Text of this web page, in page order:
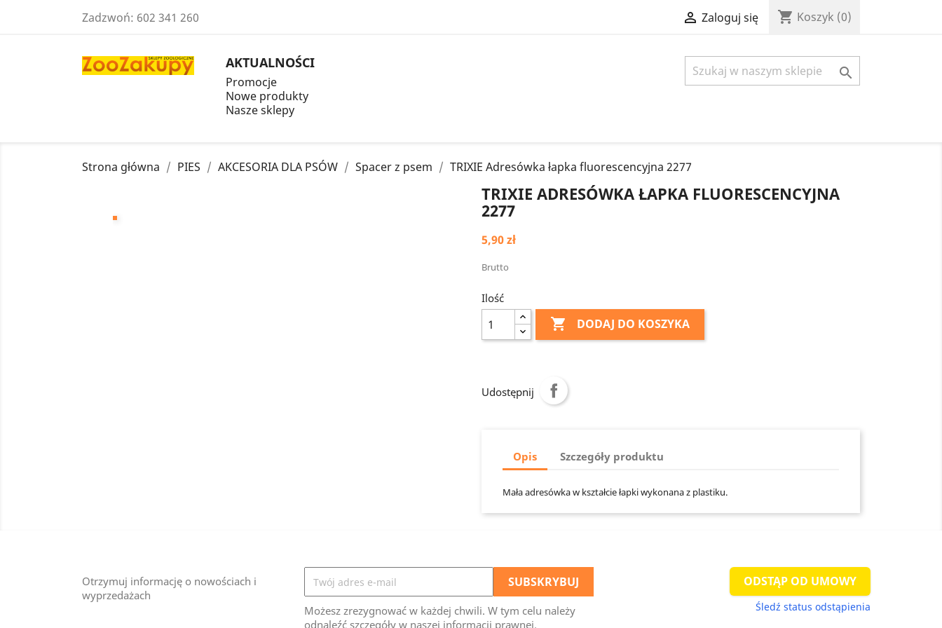
Zadzwoń: 602 341 260  Zaloguj się shopping_cart Koszyk (0)
AKTUALNOŚCI
Promocje
Nowe produkty
Nasze sklepy

Strona główna PIES AKCESORIA DLA PSÓW Spacer z psem TRIXIE Adresówka łapka fluorescencyjna 2277
TRIXIE ADRESÓWKA ŁAPKA FLUORESCENCYJNA
2277
5,90 zł
Brutto
Ilość
 DODAJ DO KOSZYKA
Udostępnij
Opis Szczegóły produktu
Mała adresówka w kształcie łapki wykonana z plastiku.
Otrzymuj informację o nowościach i
wyprzedażach
Możesz zrezygnować w każdej chwili. W tym celu należy
odnaleźć szczegóły w naszej informacji prawnej.
ODSTĄP OD UMOWY
Śledź status odstąpienia